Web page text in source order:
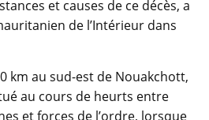
et causes de ce décès, a
de l’Intérieur dans
km au sud-est de Nouakchott,
au cours de heurts entre
et forces de l’ordre, lorsque